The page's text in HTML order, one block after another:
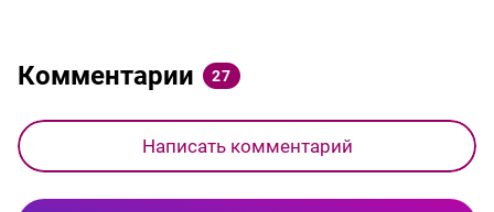
Комментарии 27
Написать комментарий